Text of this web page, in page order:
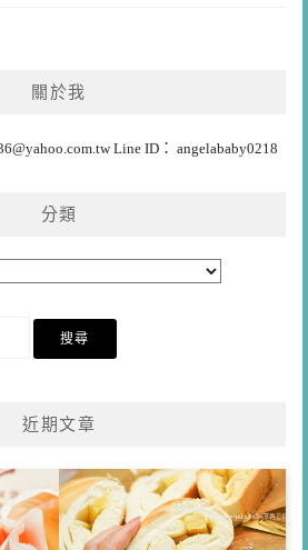
關於我
Line ID： angelababy0218
分類
近期文章